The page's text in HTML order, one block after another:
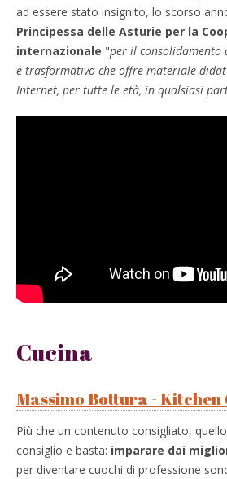
ad essere stato insignito, lo scorso
Principessa delle Asturie per la
internazionale "per il
e trasformativo che offre materiale
Internet, per tutte le età, in qualsiasi
Cucina
Massimo Bottura -
Più che un contenuto consigliato,
consiglio e basta: imparare dai
per diventare cuochi di professione